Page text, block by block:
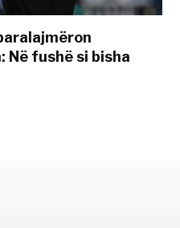
Në fushë si bisha